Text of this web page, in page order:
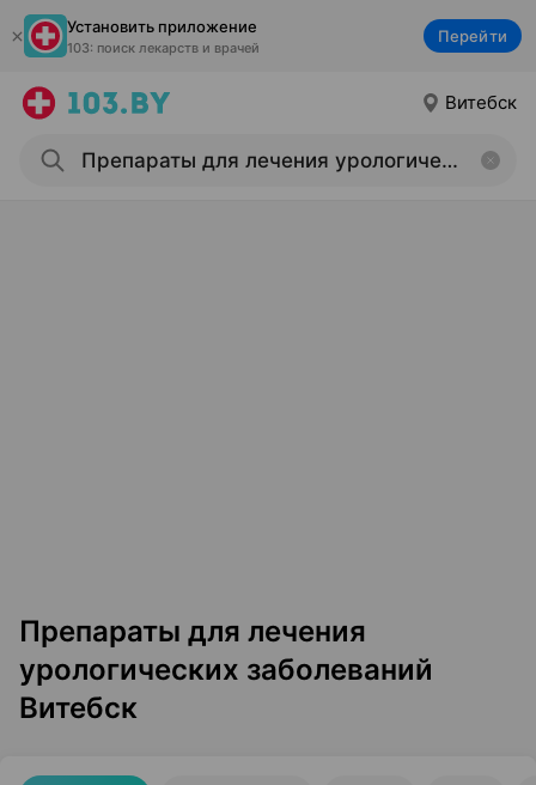
Установить приложение
103: поиск лекарств и врачей
Перейти
Витебск
Препараты для лечения
урологических заболеваний
Витебск